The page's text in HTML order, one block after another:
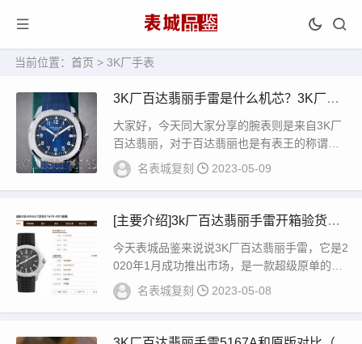
当前位置： 首页 > 3K厂手表
3K厂百达翡丽手雷是什么机芯？3K厂手
雷怎么样？
大家好，今天同大家分享的腕表则是来自3K厂
百达翡丽，对于百达翡丽也是有表王的称谓，
然而旗下的腕表款式也是非常多，如经典的571
1...
名表城复刻 2023-05-09
[主要介绍]3k厂百达翡丽手雷开箱验货和
购买建议
今天表城品鉴来说说3K厂百达翡丽手雷，它是2
020年1月成功推出市场，是一款超级原单的表
款，也是一款真正唯一‎可以和原装媲‎美的...
名表城复刻 2023-05-08